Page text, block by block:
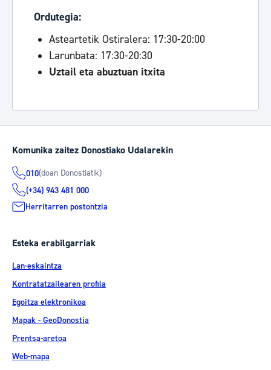
Ordutegia:
Asteartetik Ostiralera: 17:30-20:00
Larunbata: 17:30-20:30
Uztail eta abuztuan itxita
Komunika zaitez Donostiako Udalarekin
010(doan Donostiatik)
(+34) 943 481 000
Herritarren postontzia
Esteka erabilgarriak
Lan-eskaintza
Kontratatzailearen profila
Egoitza elektronikoa
Mapak - GeoDonostia
Prentsa-aretoa
Web-mapa